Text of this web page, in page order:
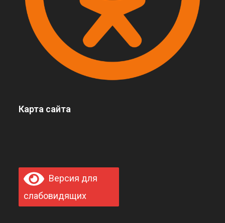
Карта сайта
Версия для
слабовидящих